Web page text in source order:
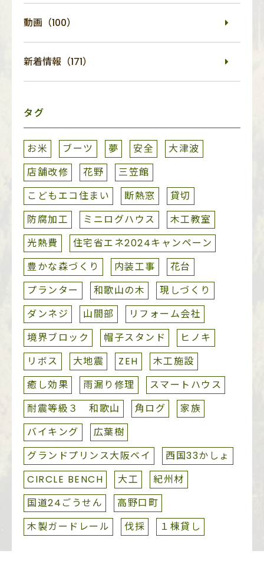
動画（100）
新着情報（171）
タグ
お米 ブーツ 夢 安全
大津波
店舗改修
花野
三笠館
こどもエコ住まい
断熱窓
貸切
防腐加工
ミニログハウス
木工教室
光熱費
住宅省エネ2024キャンペーン
豊かな森づくり
内装工事
花台
プランター
和歌山の木
現しづくり
ダンネジ
山間部
リフォーム会社
境界ブロック
帽子スタンド
ヒノキ
リボス
大地震 ZEH
木工施設
癒し効果
雨漏り修理
スマートハウス
耐震等級３ 和歌山
角ログ
家族
バイキング
広葉樹
グランドプリンス大阪ベイ
西国33かしょ
CIRCLE BENCH
大工
紀州材
国道24ごうせん
高野口町
木製ガードレール
伐採 １棟貸し